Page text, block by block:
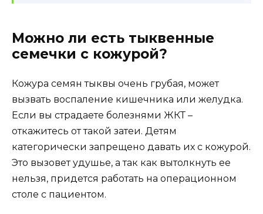
Можно ли есть тыквенные
семечки с кожурой?
Кожура семян тыквы очень грубая, может
вызвать воспаление кишечника или желудка.
Если вы страдаете болезнями ЖКТ –
откажитесь от такой затеи. Детям
категорически запрещено давать их с кожурой.
Это вызовет удушье, а так как вытолкнуть ее
нельзя, придется работать на операционном
столе с пациентом.